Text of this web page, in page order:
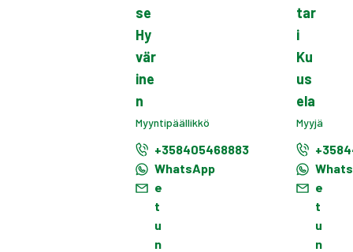
se
Hy
vär
ine
n
Myyntipäällikkö
+358405468883
WhatsApp
e
t
u
n
tar
i
Ku
us
ela
Myyjä
e
t
u
n